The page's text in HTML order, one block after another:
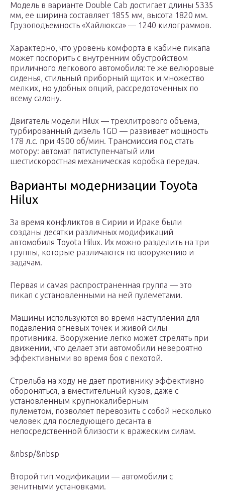
Модель в варианте Double Cab достигает длины 5335
мм, ее ширина составляет 1855 мм, высота 1820 мм.
Грузоподъемность «Хайлюкса» — 1240 килограммов.
Характерно, что уровень комфорта в кабине пикапа
может поспорить с внутренним обустройством
приличного легкового автомобиля: те же велюровые
сиденья, стильный приборный щиток и множество
мелких, но удобных опций, рассредоточенных по
всему салону.
Двигатель модели Hilux — трехлитрового объема,
турбированный дизель 1GD — развивает мощность
178 л.с. при 4500 об/мин. Трансмиссия под стать
мотору: автомат пятиступенчатый или
шестискоростная механическая коробка передач.
Варианты модернизации Toyota
Hilux
За время конфликтов в Сирии и Ираке были
созданы десятки различных модификаций
автомобиля Toyota Hilux. Их можно разделить на три
группы, которые различаются по вооружению и
задачам.
Первая и самая распространенная группа — это
пикап с установленными на ней пулеметами.
Машины используются во время наступления для
подавления огневых точек и живой силы
противника. Вооружение легко может стрелять при
движении, что делает эти автомобили невероятно
эффективными во время боя с пехотой.
Стрельба на ходу не дает противнику эффективно
обороняться, а вместительный кузов, даже с
установленным крупнокалиберным
пулеметом, позволяет перевозить с собой несколько
человек для последующего десанта в
непосредственной близости к вражеским силам.
&nbsp/&nbsp
Второй тип модификации — автомобили с
зенитными установками.